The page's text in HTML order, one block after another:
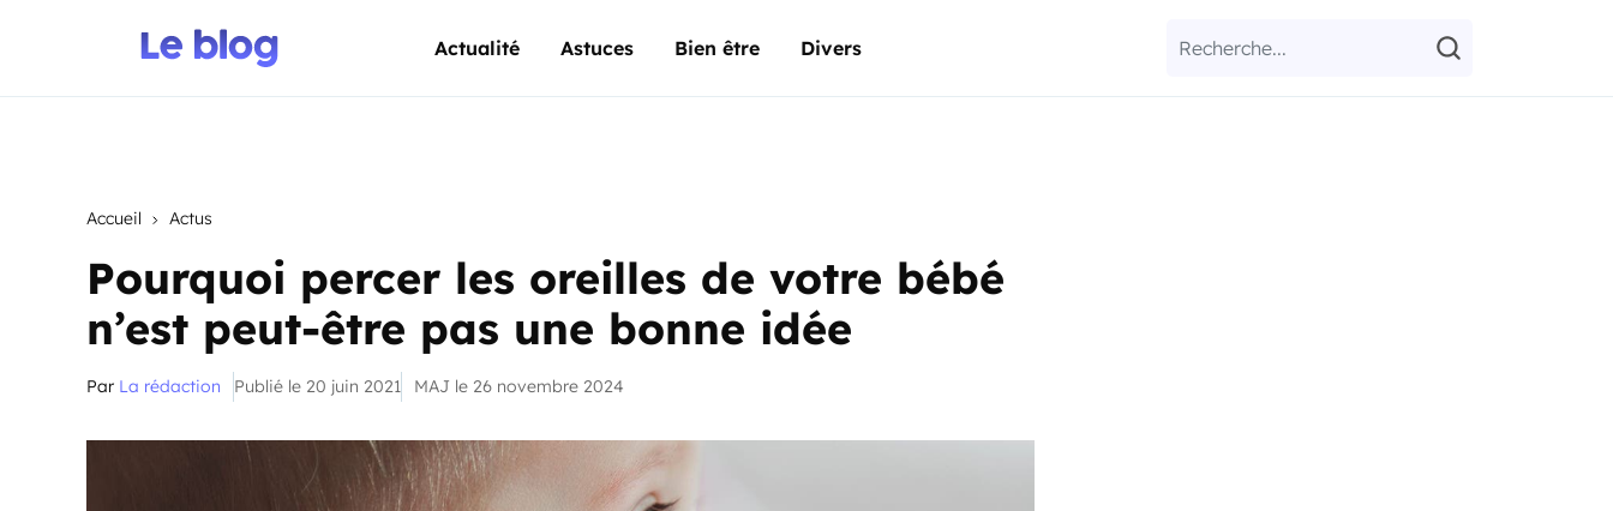
Actualité Astuces Bien être Divers
Accueil Actus
Pourquoi percer les oreilles de votre bébé
n’est peut-être pas une bonne idée
Par La rédaction Publié le 20 juin 2021 MAJ le 26 novembre 2024